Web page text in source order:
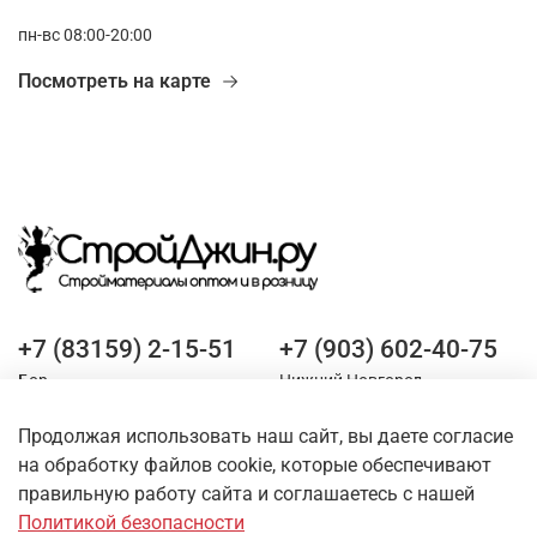
пн-вс 08:00-20:00
Посмотреть на карте
+7 (83159) 2-15-51
Бор
+7 (903) 602-40-75
Нижний Новгород
Оставайтесь на связи
Продолжая использовать наш сайт, вы даете согласие
на обработку файлов cookie, которые обеспечивают
правильную работу сайта и соглашаетесь с нашей
Политикой безопасности